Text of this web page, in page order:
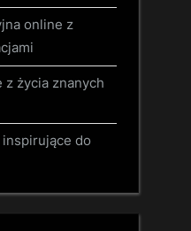
online z
życia znanych
do